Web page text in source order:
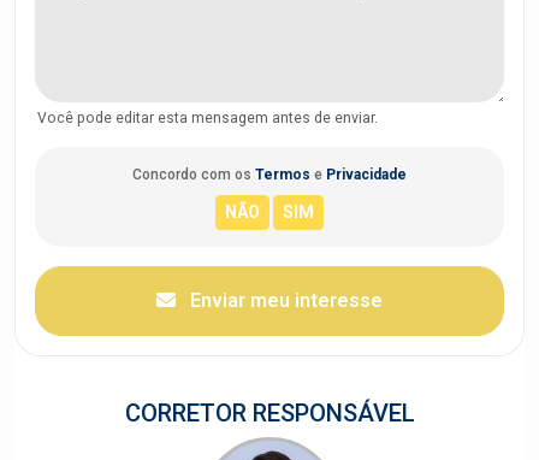
Você pode editar esta mensagem antes de enviar.
Concordo com os Termos e Privacidade
Enviar meu interesse
CORRETOR RESPONSÁVEL